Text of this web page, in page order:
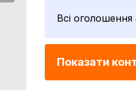
Всі
Показати